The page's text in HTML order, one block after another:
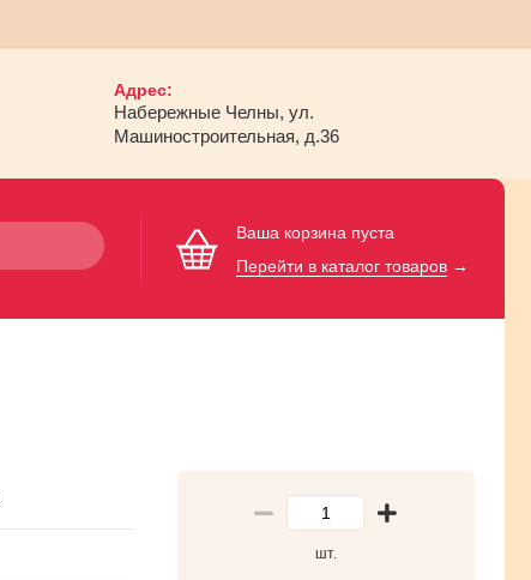
Адрес:
Набережные Челны, ул.
Машиностроительная, д.36
Ваша корзина пуста
Перейти в каталог товаров →
шт.